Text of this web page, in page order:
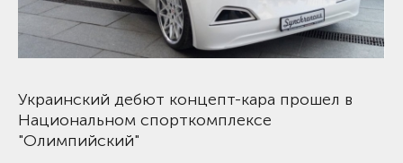
Украинский дебют концепт-кара прошел в
Национальном спорткомплексе
"Олимпийский"